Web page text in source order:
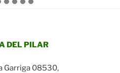
DEL PILAR
Garriga 08530,